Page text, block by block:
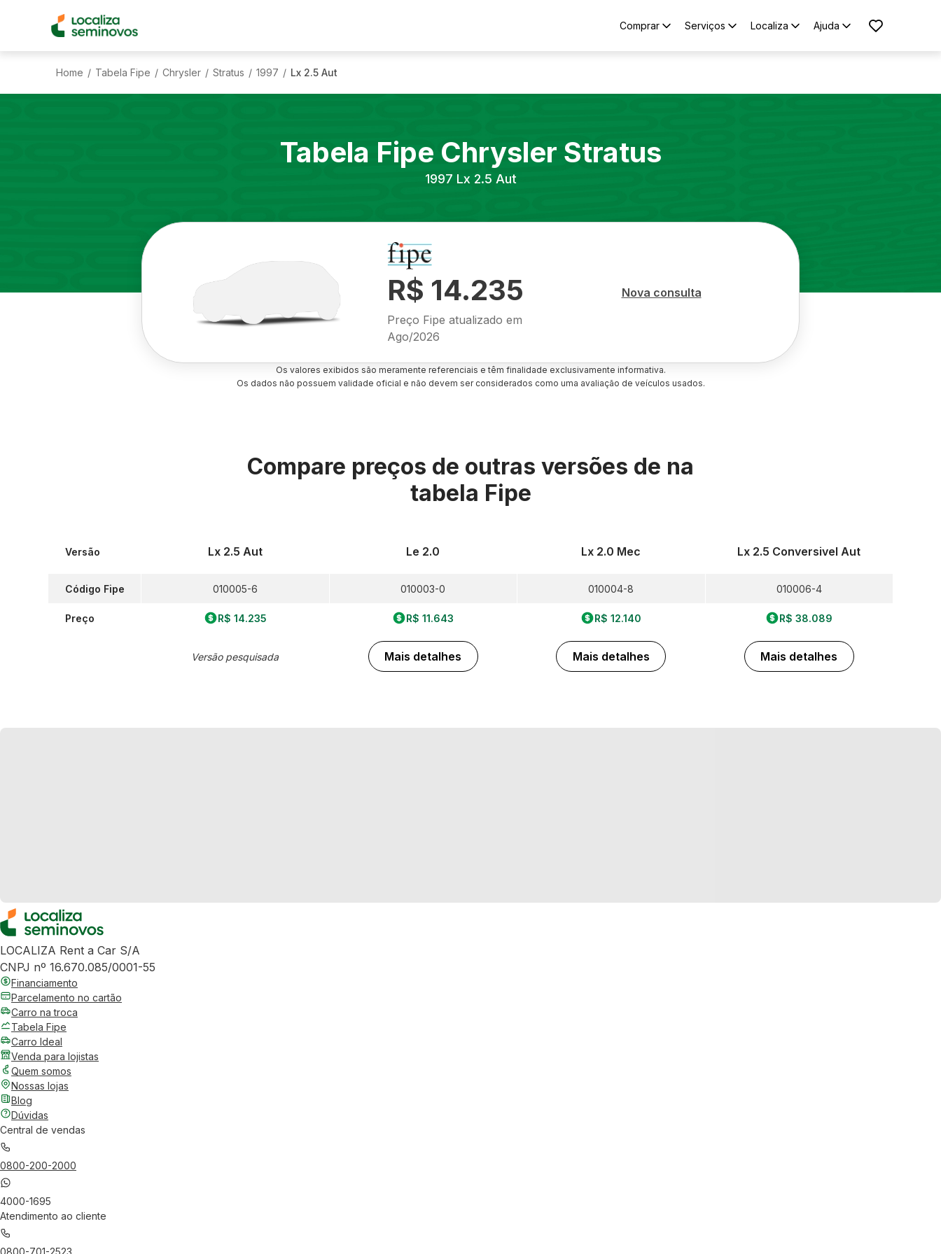
Comprar Serviços Localiza Ajuda
Home / Tabela Fipe / Chrysler / Stratus / 1997 / Lx 2.5 Aut
Tabela Fipe Chrysler Stratus
1997 Lx 2.5 Aut
R$ 14.235
Preço Fipe atualizado em
Ago/2026
Nova consulta
Os valores exibidos são meramente referenciais e têm finalidade exclusivamente informativa.
Os dados não possuem validade oficial e não devem ser considerados como uma avaliação de veículos usados.
Compare preços de outras versões de na
tabela Fipe
Versão
Código Fipe
Preço
Lx 2.5 Aut
010005-6
R$ 14.235
Versão pesquisada
Le 2.0
010003-0
R$ 11.643
Mais detalhes
Lx 2.0 Mec
010004-8
R$ 12.140
Mais detalhes
Lx 2.5 Conversivel Aut
010006-4
R$ 38.089
Mais detalhes
LOCALIZA Rent a Car S/A
CNPJ nº 16.670.085/0001-55
Financiamento
Parcelamento no cartão
Carro na troca
Tabela Fipe
Carro Ideal
Venda para lojistas
Quem somos
Nossas lojas
Blog
Dúvidas
Central de vendas
0800-200-2000
4000-1695
Atendimento ao cliente
0800-701-2523